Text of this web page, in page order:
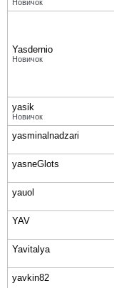
Новичок
Yasdernio
Новичок
yasik
Новичок
yasminalnadzari
yasneGlots
yauol
YAV
Yavitalya
yavkin82